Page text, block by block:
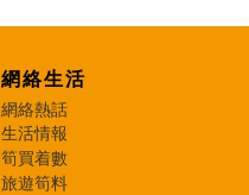
網絡生活
網絡熱話
生活情報
筍買着數
旅遊筍料